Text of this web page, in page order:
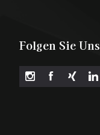
Folgen Sie Uns